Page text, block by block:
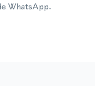
WhatsApp.